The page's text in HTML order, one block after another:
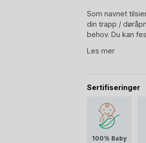
Som navnet
din trapp /
behov. Du kan
sikkerhetsgrind
montering!
I fargen tre /
fra Europa med
BabyDan
BabyDan
Les mer
Sertifiseringer
100% Baby